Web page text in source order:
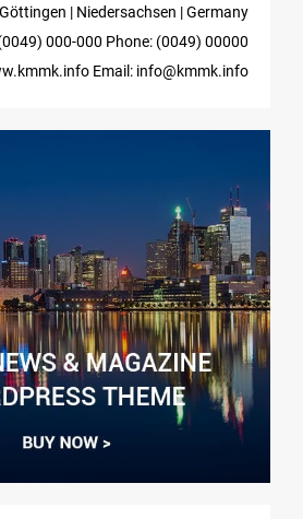
Göttingen | Niedersachsen | Germany
Phone: (0049) 00000
000-000
Email: info@kmmk.info